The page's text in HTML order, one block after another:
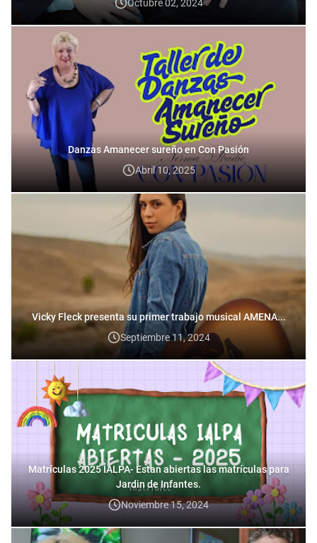
Octubre 02, 2024
Danzas Amanecer sureño en Con Pasión
Abril 10, 2025
Vicky Fleck presenta su primer trabajo musical AMENA...
Septiembre 11, 2024
Matrículas 2025 IALPA- Estan abiertas las matrículas para
Jardin de Infantes.
Noviembre 15, 2024